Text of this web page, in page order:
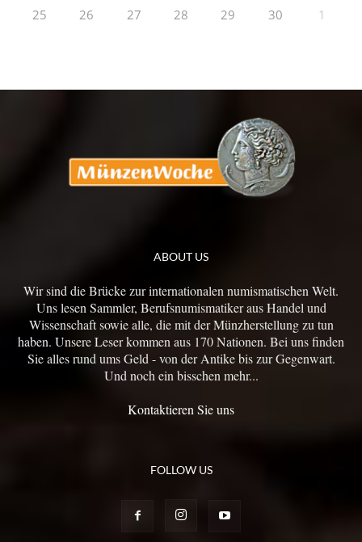
25 26 27 28 29 30 1
ABOUT US
Wir sind die Brücke zur internationalen numismatischen Welt.
Uns lesen Sammler, Berufsnumismatiker aus Handel und
Wissenschaft sowie alle, die mit der Münzherstellung zu tun
haben. Unsere Leser kommen aus 170 Nationen. Bei uns finden
Sie alles rund ums Geld - von der Antike bis zur Gegenwart.
Und noch ein bisschen mehr...
Kontaktieren Sie uns
FOLLOW US